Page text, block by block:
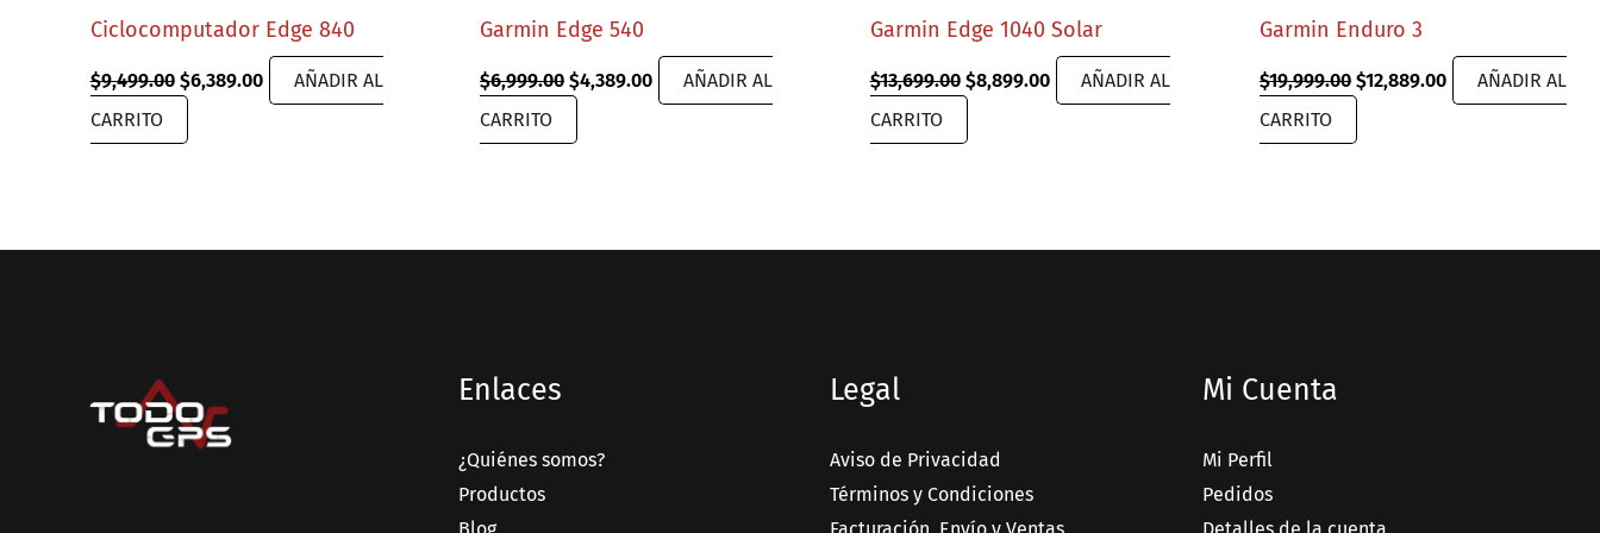
Ciclocomputador Edge 840
$9,499.00 Original
price
$9,499.00.
$6,389.00Current
price
AÑADIR AL
CARRITO
Garmin Edge 540
$6,999.00 Original
price
$6,999.00.
$4,389.00Current
price
AÑADIR AL
CARRITO
Garmin Edge 1040 Solar
$13,699.00 Original
price
$13,699.00.
$8,899.00Current
price
AÑADIR AL
CARRITO
Garmin Enduro 3
$19,999.00 Original
price
$19,999.00.
$12,889.00Current
price
AÑADIR AL
CARRITO
Enlaces
¿Quiénes somos?
Productos
Legal
Aviso de Privacidad
Términos y Condiciones
Mi Cuenta
Mi Perfil
Pedidos